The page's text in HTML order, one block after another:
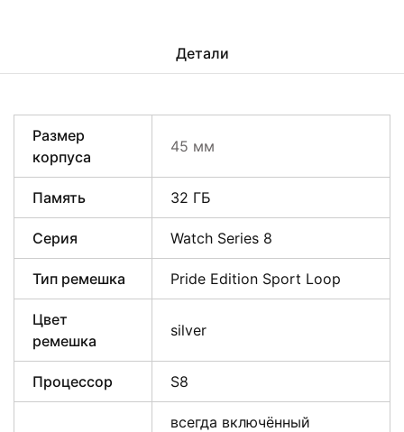
Детали
Размер
корпуса
45 мм
Память 32 ГБ
Серия Watch Series 8
Тип ремешка Pride Edition Sport Loop
Цвет
ремешка
silver
Процессор S8
всегда включённый